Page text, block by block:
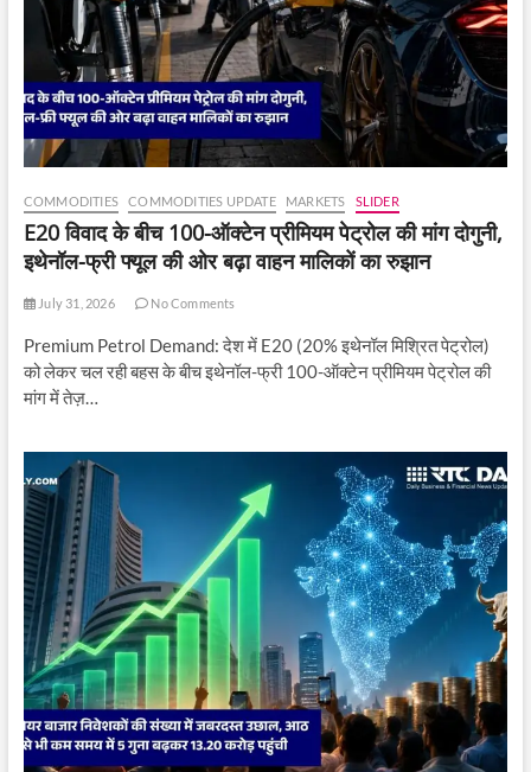
COMMODITIES COMMODITIES UPDATE MARKETS SLIDER
E20 विवाद के बीच 100-ऑक्टेन प्रीमियम पेट्रोल की मांग दोगुनी,
इथेनॉल-फ्री फ्यूल की ओर बढ़ा वाहन मालिकों का रुझान
July 31, 2026 No Comments
Premium Petrol Demand: देश में E20 (20% इथेनॉल मिश्रित पेट्रोल)
को लेकर चल रही बहस के बीच इथेनॉल-फ्री 100-ऑक्टेन प्रीमियम पेट्रोल की
मांग में तेज़…